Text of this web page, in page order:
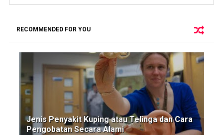
RECOMMENDED FOR YOU
Jenis Penyakit Kuping atau Telinga dan Cara
Pengobatan Secara Alami